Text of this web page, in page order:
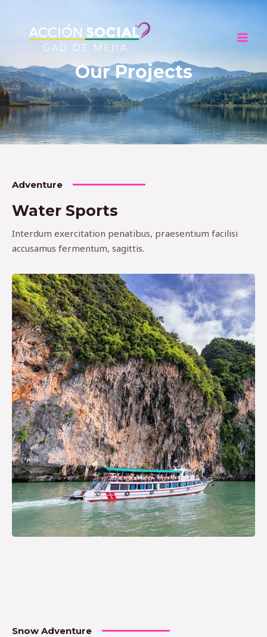
contenido
Main
Our Projects
Adventure
Water Sports
Interdum exercitation penatibus, praesentium facilisi
accusamus fermentum, sagittis.
Snow Adventure